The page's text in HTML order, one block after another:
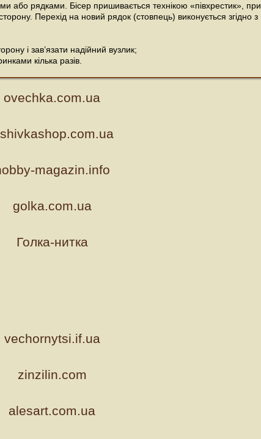
або рядками. Бісер пришивається технікою «півхрестик», при
Перехід на новий рядок (стовпець) виконується згідно з
і зав’язати надійний вузлик;
кілька разів.
ovechka.com.ua
magazin.info
golka.com.ua
Голка-нитка
vechornytsi.if.ua
zinzilin.com
alesart.com.ua